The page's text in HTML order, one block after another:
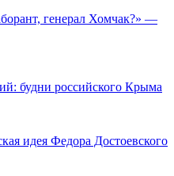
генерал Хомчак?» —
будни российского Крыма
идея Федора Достоевского